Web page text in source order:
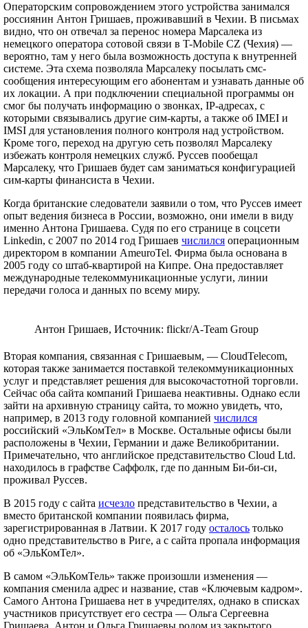
Операторским сопровождением этого устройства занимался
россиянин Антон Гришаев, проживавший в Чехии. В письмах
видно, что он отвечал за перенос номера Марсалека из
немецкого оператора сотовой связи в T-Mobile CZ (Чехия) —
вероятно, там у него была возможность доступа к внутренней
системе. Эта схема позволяла Марсалеку посылать смс-
сообщения интересующим его абонентам и узнавать данные об
их локации. А при подключении специальной программы он
смог бы получать информацию о звонках, IP-адресах, с
которыми связывались другие сим-карты, а также об IMEI и
IMSI для установления полного контроля над устройством.
Кроме того, переход на другую сеть позволял Марсалеку
избежать контроля немецких служб. Руссев пообещал
Марсалеку, что Гришаев будет сам заниматься конфигурацией
сим-карты финансиста в Чехии.
Когда британские следователи заявили о том, что Руссев имеет
опыт ведения бизнеса в России, возможно, они имели в виду
именно Антона Гришаева. Судя по его странице в соцсети
Linkedin, с 2007 по 2014 год Гришаев числился операционным
директором в компании AmeuroTel. Фирма была основана в
2005 году со штаб-квартирой на Кипре. Она предоставляет
международные телекоммуникационные услуги, линии
передачи голоса и данных по всему миру.
Антон Гришаев, Источник: flickr/A-Team Group
Вторая компания, связанная с Гришаевым, — CloudTelecom,
которая также занимается поставкой телекоммуникационных
услуг и представляет решения для высокочастотной торговли.
Сейчас оба сайта компаний Гришаева неактивны. Однако если
зайти на архивную страницу сайта, то можно увидеть, что,
например, в 2013 году головной компанией числился
российский «ЭльКомТел» в Москве. Остальные офисы были
расположены в Чехии, Германии и даже Великобритании.
Примечательно, что английское представительство Cloud Ltd.
находилось в графстве Саффолк, где по данным Би-би-си,
проживал Руссев.
В 2015 году с сайта исчезло представительство в Чехии, а
вместо британской компании появилась фирма,
зарегистрированная в Латвии. К 2017 году осталось только
одно представительство в Риге, а с сайта пропала информация
об «ЭльКомТел».
В самом «ЭльКомТель» также произошли изменения —
компания сменила адрес и название, став «Ключевым кадром».
Самого Антона Гришаева нет в учредителях, однако в списках
участников присутствует его сестра — Ольга Сергеевна